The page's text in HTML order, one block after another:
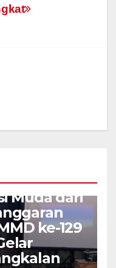
Muda dari
ke-129